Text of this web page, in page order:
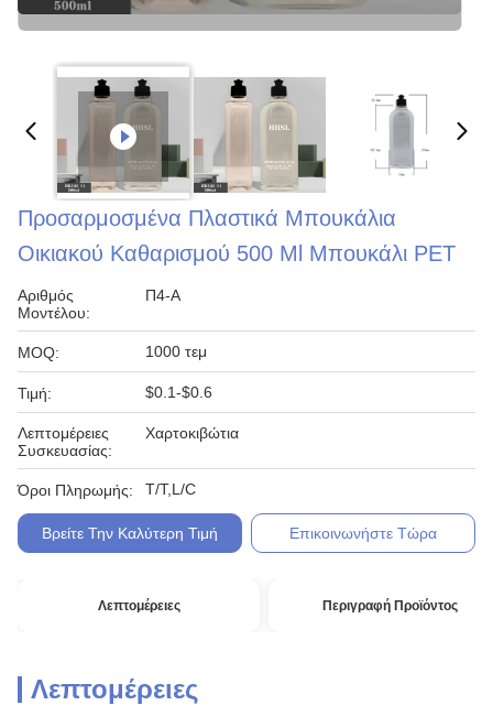
Προσαρμοσμένα Πλαστικά Μπουκάλια
Οικιακού Καθαρισμού 500 Ml Μπουκάλι PET
Αριθμός
Μοντέλου:
Π4-Α
MOQ: 1000 τεμ
Τιμή: $0.1-$0.6
Λεπτομέρειες
Συσκευασίας:
Χαρτοκιβώτια
Όροι Πληρωμής: T/T,L/C
Βρείτε Την Καλύτερη Τιμή Επικοινωνήστε Τώρα
Λεπτομέρειες Περιγραφή Προϊόντος
Λεπτομέρειες